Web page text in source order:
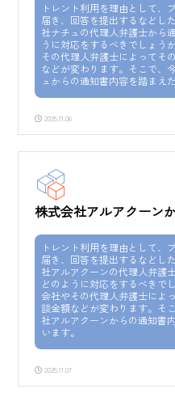
トレント利用を理由として、
届き、回答を提出するなどし
社ナチュの代理人弁護士から
うに対応をするべきでしょう
その代理人弁護士によってそ
などが変わります。そこで、
ュからの通知書内容を踏まえ
2025.11.06
株式会社アルアクーン
トレント利用を理由として、
届き、回答を提出するなどし
社アルアクーンの代理人弁護
どのように対応をするべきで
会社やその代理人弁護士によ
談金額などが変わります。そ
社アルアクーンからの通知書
います。
2025.11.07